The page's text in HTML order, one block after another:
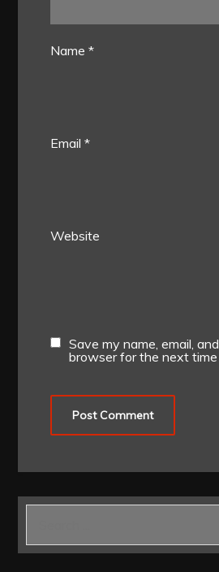
Name*
Email*
Website
Save my name, email,
browser for the next time